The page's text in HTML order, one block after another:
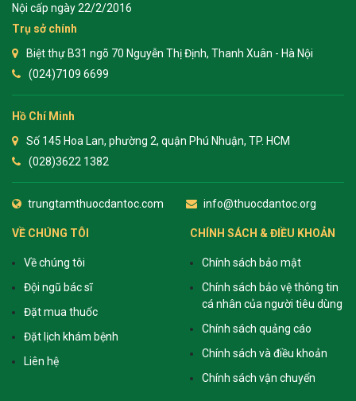
Nội cấp ngày 22/2/2016
Trụ sở chính
Biệt thự B31 ngõ 70 Nguyễn Thị Định, Thanh Xuân - Hà Nội
(024)7109 6699
Hồ Chí Minh
Số 145 Hoa Lan, phường 2, quận Phú Nhuận, TP. HCM
(028)3622 1382
trungtamthuocdantoc.com info@thuocdantoc.org
VỀ CHÚNG TÔI
Về chúng tôi
Đội ngũ bác sĩ
Đặt mua thuốc
Đặt lịch khám bệnh
Liên hệ
CHÍNH SÁCH & ĐIỀU KHOẢN
Chính sách bảo mật
Chính sách bảo vệ thông tin
cá nhân của người tiêu dùng
Chính sách quảng cáo
Chính sách và điều khoản
Chính sách vận chuyển